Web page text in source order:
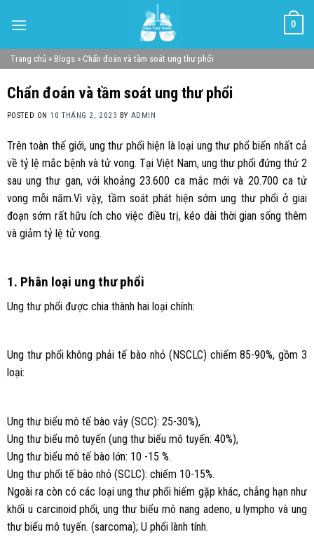
0
Trang chủ » Blogs » Chẩn đoán và tầm soát ung thư phổi
Chẩn đoán và tầm soát ung thư phổi
POSTED ON 10 THÁNG 2, 2023 BY ADMIN
Trên toàn thế giới, ung thư phổi hiện là loại ung thư phổ biến nhất cả
về tỷ lệ mắc bệnh và tử vong. Tại Việt Nam, ung thư phổi đứng thứ 2
sau ung thư gan, với khoảng 23.600 ca mắc mới và 20.700 ca tử
vong mỗi năm.Vì vậy, tầm soát phát hiện sớm ung thư phổi ở giai
đoạn sớm rất hữu ích cho việc điều trị, kéo dài thời gian sống thêm
và giảm tỷ lệ tử vong.
1. Phân loại ung thư phổi
Ung thư phổi được chia thành hai loại chính:
Ung thư phổi không phải tế bào nhỏ (NSCLC) chiếm 85-90%, gồm 3
loại:
Ung thư biểu mô tế bào vảy (SCC): 25-30%),
Ung thư biểu mô tuyến (ung thư biểu mô tuyến: 40%),
Ung thư biểu mô tế bào lớn: 10 -15 %.
Ung thư phổi tế bào nhỏ (SCLC): chiếm 10-15%.
Ngoài ra còn có các loại ung thư phổi hiếm gặp khác, chẳng hạn như
khối u carcinoid phổi, ung thư biểu mô nang adeno, u lympho và ung
thư biểu mô tuyến. (sarcoma); U phổi lành tính.